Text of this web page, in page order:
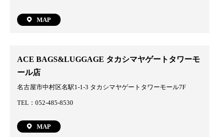
MAP
ACE BAGS&LUGGAGE タカシマヤゲートタワーモ
ール店
名古屋市中村区名駅1-1-3 タカシマヤゲートタワーモール7F
TEL：052-485-8530
MAP